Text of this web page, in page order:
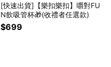
[快速出貨]【樂扣樂扣】嚼對FU
N飲吸管杯🎁(收禮者任選款)
$699